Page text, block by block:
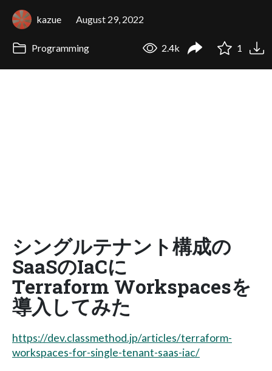
kazue August 29, 2022
Programming 2.4k 1
シングルテナント構成の
SaaSのIaCに
Terraform Workspacesを
導入してみた
https://dev.classmethod.jp/articles/terraform-
workspaces-for-single-tenant-saas-iac/